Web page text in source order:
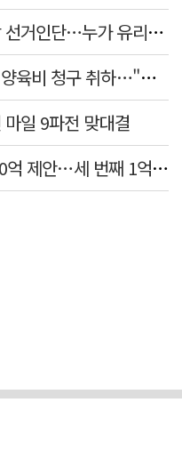
2만명까지 커진 축구협회 회장 선거인단…누가 유리할까
돈치치 전 약혼녀, 캘리포니아 양육비 청구 취하…"합의로 해결"
일 9파전 맞대결
리버풀, PSG 바르콜라에 1,900억 제안…세 번째 1억 파운드 영입 추진